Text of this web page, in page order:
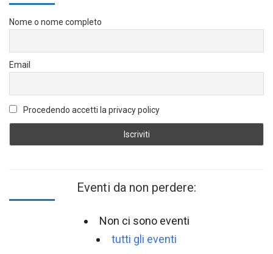
Nome o nome completo
Email
Procedendo accetti la privacy policy
Eventi da non perdere:
Non ci sono eventi
tutti gli eventi